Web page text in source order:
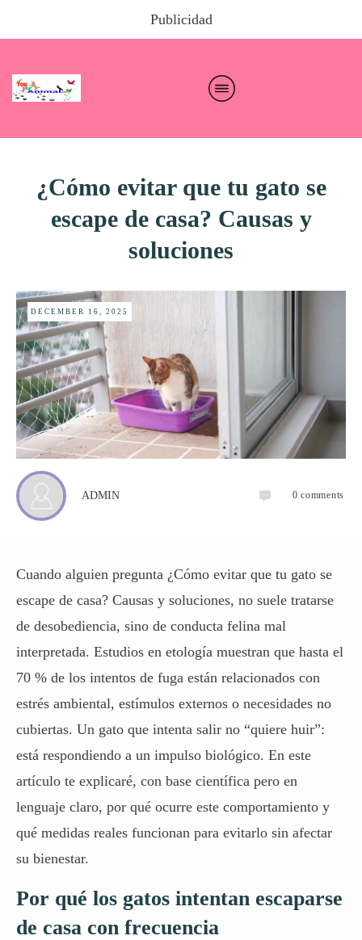
Publicidad
¿Cómo evitar que tu gato se
escape de casa? Causas y
soluciones
DECEMBER 16, 2025
ADMIN 0 comments
Cuando alguien pregunta ¿Cómo evitar que tu gato se
escape de casa? Causas y soluciones, no suele tratarse
de desobediencia, sino de conducta felina mal
interpretada. Estudios en etología muestran que hasta el
70 % de los intentos de fuga están relacionados con
estrés ambiental, estímulos externos o necesidades no
cubiertas. Un gato que intenta salir no “quiere huir”:
está respondiendo a un impulso biológico. En este
artículo te explicaré, con base científica pero en
lenguaje claro, por qué ocurre este comportamiento y
qué medidas reales funcionan para evitarlo sin afectar
su bienestar.
Por qué los gatos intentan escaparse
de casa con frecuencia